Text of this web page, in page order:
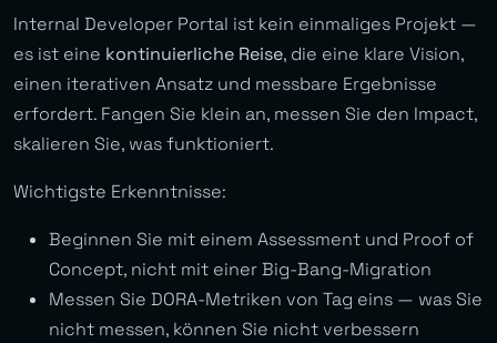
Internal Developer Portal ist kein einmaliges Projekt —
es ist eine kontinuierliche Reise, die eine klare Vision,
einen iterativen Ansatz und messbare Ergebnisse
erfordert. Fangen Sie klein an, messen Sie den Impact,
skalieren Sie, was funktioniert.
Wichtigste Erkenntnisse:
Beginnen Sie mit einem Assessment und Proof of
Concept, nicht mit einer Big-Bang-Migration
Messen Sie DORA-Metriken von Tag eins — was Sie
nicht messen, können Sie nicht verbessern